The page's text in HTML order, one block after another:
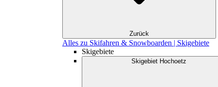
Zurück
Alles zu Skifahren & Snowboarden | Skigebiete
Skigebiete
Skigebiet Hochoetz